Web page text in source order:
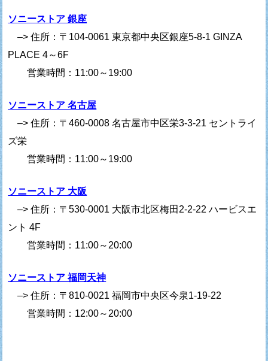
ソニーストア 銀座
–> 住所：〒104-0061 東京都中央区銀座5-8-1 GINZA
PLACE 4～6F
営業時間：11:00～19:00
ソニーストア 名古屋
–> 住所：〒460-0008 名古屋市中区栄3-3-21 セントライ
ズ栄
営業時間：11:00～19:00
ソニーストア 大阪
–> 住所：〒530-0001 大阪市北区梅田2-2-22 ハービスエ
ント 4F
営業時間：11:00～20:00
ソニーストア 福岡天神
–> 住所：〒810-0021 福岡市中央区今泉1-19-22
営業時間：12:00～20:00